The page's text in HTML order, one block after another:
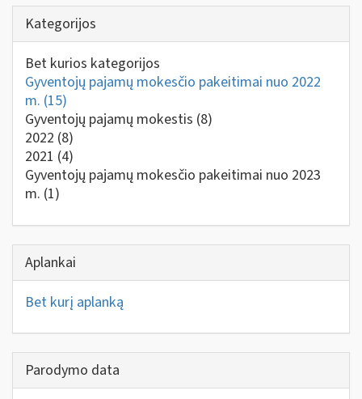
Kategorijos
Bet kurios kategorijos
Gyventojų pajamų mokesčio pakeitimai nuo 2022
m. (15)
Gyventojų pajamų mokestis (8)
2022 (8)
2021 (4)
Gyventojų pajamų mokesčio pakeitimai nuo 2023
m. (1)
Aplankai
Bet kurį aplanką
Parodymo data